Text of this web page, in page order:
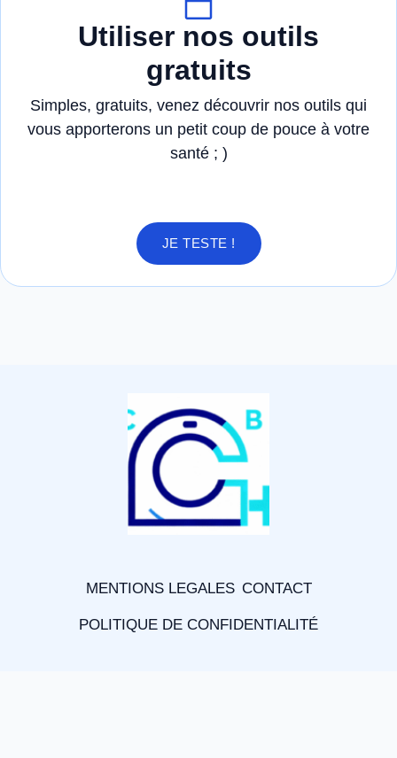
Utiliser nos outils
gratuits
Simples, gratuits, venez découvrir nos outils qui
vous apporterons un petit coup de pouce à votre
santé ; )
JE TESTE !
MENTIONS LEGALES CONTACT
POLITIQUE DE CONFIDENTIALITÉ